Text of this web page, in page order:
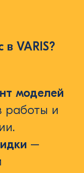
VARIS?
моделей
работы и
–